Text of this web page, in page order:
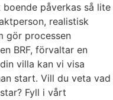
påverkas så lite
realistisk
gör processen
BRF, förvaltar en
villa kan vi visa
start. Vill du veta vad
Fyll i vårt